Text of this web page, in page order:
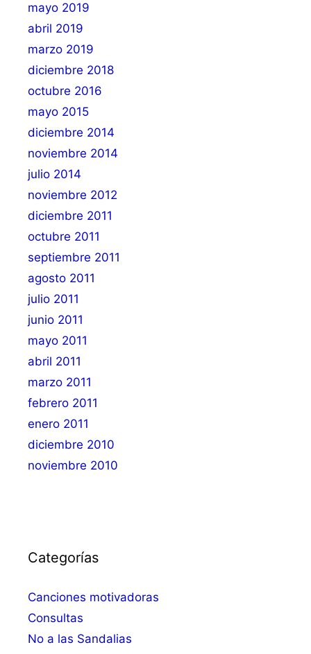
mayo 2019
abril 2019
marzo 2019
diciembre 2018
octubre 2016
mayo 2015
diciembre 2014
noviembre 2014
julio 2014
noviembre 2012
diciembre 2011
octubre 2011
septiembre 2011
agosto 2011
julio 2011
junio 2011
mayo 2011
abril 2011
marzo 2011
febrero 2011
enero 2011
diciembre 2010
noviembre 2010
Categorías
Canciones motivadoras
Consultas
No a las Sandalias